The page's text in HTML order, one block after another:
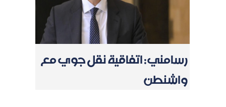
رسامني: اتفاقية نقل جوي مع
واشنطن